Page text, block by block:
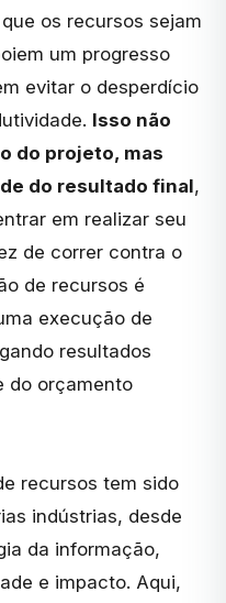
os recursos sejam
um progresso
evitar o desperdício
Isso não
do projeto, mas
do resultado final,
em realizar seu
de correr contra o
de recursos é
execução de
resultados
do orçamento
recursos tem sido
indústrias, desde
da informação,
e impacto. Aqui,